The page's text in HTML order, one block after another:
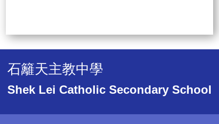
石籬天主教中學
Shek Lei Catholic Secondary School